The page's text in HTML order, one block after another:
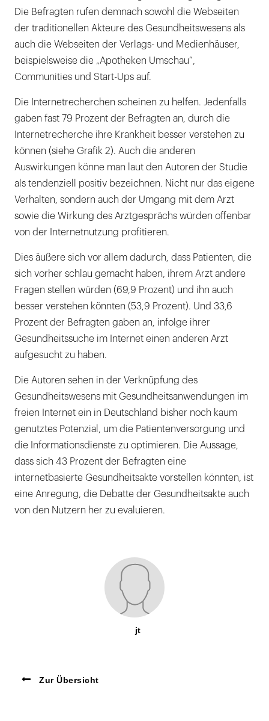
Die Befragten rufen demnach sowohl die Webseiten
der traditionellen Akteure des Gesundheitswesens als
auch die Webseiten der Verlags- und Medienhäuser,
beispielsweise die „Apotheken Umschau“,
Communities und Start-Ups auf.
Die Internetrecherchen scheinen zu helfen. Jedenfalls
gaben fast 79 Prozent der Befragten an, durch die
Internetrecherche ihre Krankheit besser verstehen zu
können (siehe Grafik 2). Auch die anderen
Auswirkungen könne man laut den Autoren der Studie
als tendenziell positiv bezeichnen. Nicht nur das eigene
Verhalten, sondern auch der Umgang mit dem Arzt
sowie die Wirkung des Arztgesprächs würden offenbar
von der Internetnutzung profitieren.
Dies äußere sich vor allem dadurch, dass Patienten, die
sich vorher schlau gemacht haben, ihrem Arzt andere
Fragen stellen würden (69,9 Prozent) und ihn auch
besser verstehen könnten (53,9 Prozent). Und 33,6
Prozent der Befragten gaben an, infolge ihrer
Gesundheitssuche im Internet einen anderen Arzt
aufgesucht zu haben.
Die Autoren sehen in der Verknüpfung des
Gesundheitswesens mit Gesundheitsanwendungen im
freien Internet ein in Deutschland bisher noch kaum
genutztes Potenzial, um die Patientenversorgung und
die Informationsdienste zu optimieren. Die Aussage,
dass sich 43 Prozent der Befragten eine
internetbasierte Gesundheitsakte vorstellen könnten, ist
eine Anregung, die Debatte der Gesundheitsakte auch
von den Nutzern her zu evaluieren.
jt
Zur Übersicht